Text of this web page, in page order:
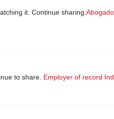
it. Continue sharing.
to share. Employer of record